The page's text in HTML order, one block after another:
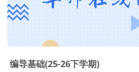
编导基础(25-26下学期)